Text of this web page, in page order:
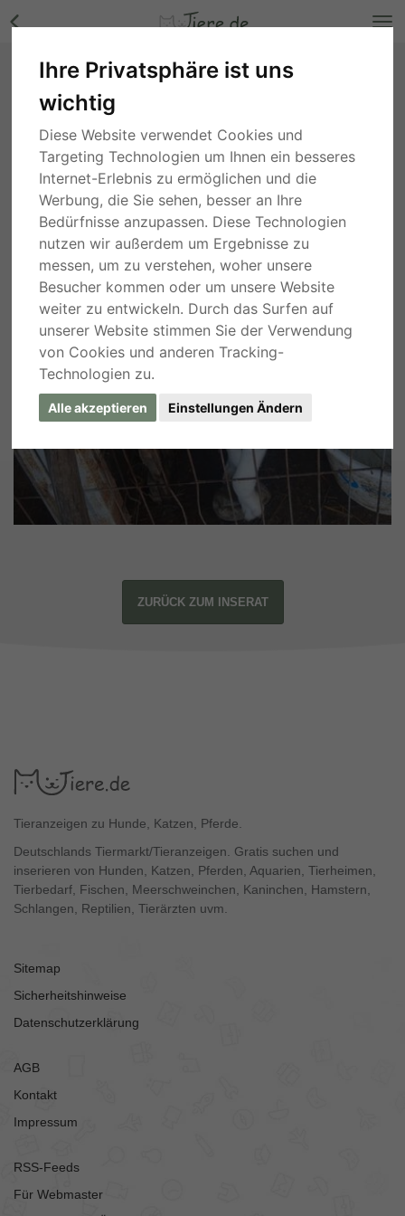
Ihre Privatsphäre ist uns
wichtig
Diese Website verwendet Cookies und
Targeting Technologien um Ihnen ein besseres
Internet-Erlebnis zu ermöglichen und die
Werbung, die Sie sehen, besser an Ihre
Bedürfnisse anzupassen. Diese Technologien
nutzen wir außerdem um Ergebnisse zu
messen, um zu verstehen, woher unsere
Besucher kommen oder um unsere Website
weiter zu entwickeln. Durch das Surfen auf
unserer Website stimmen Sie der Verwendung
von Cookies und anderen Tracking-
Technologien zu.
Alle akzeptieren Einstellungen Ändern
lieber, kastrierter, sozialer 2 jähriger Bruno
muss im Zwinger leben, wenn wir keinen Platz
für ihn finden, Mischling - Rüde Bilder
Bayern, vor 3 Jahren
ZURÜCK ZUM INSERAT
Tieranzeigen zu Hunde, Katzen, Pferde.
Deutschlands Tiermarkt/Tieranzeigen. Gratis suchen und
inserieren von Hunden, Katzen, Pferden, Aquarien, Tierheimen,
Tierbedarf, Fischen, Meerschweinchen, Kaninchen, Hamstern,
Schlangen, Reptilien, Tierärzten uvm.
Sitemap
Sicherheitshinweise
Datenschutzerklärung
AGB
Kontakt
Impressum
RSS-Feeds
Für Webmaster